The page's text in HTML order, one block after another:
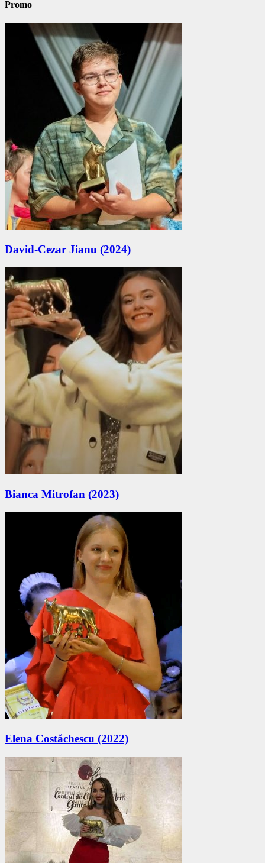
Promo
David-Cezar Jianu (2024)
Bianca Mitrofan (2023)
Elena Costăchescu (2022)